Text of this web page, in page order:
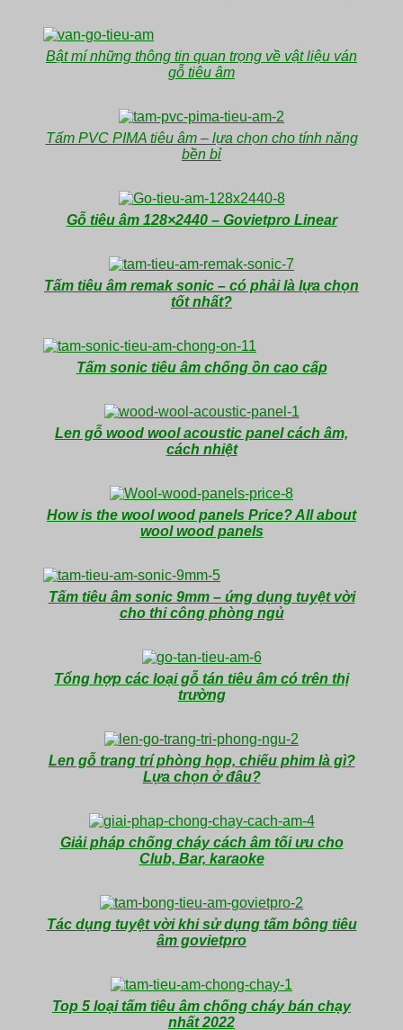
Bật mí những thông tin quan trọng về vật liệu ván
gỗ tiêu âm
Tấm PVC PIMA tiêu âm – lựa chọn cho tính năng
bền bỉ
Gỗ tiêu âm 128×2440 – Govietpro Linear
Tấm tiêu âm remak sonic – có phải là lựa chọn
tốt nhất?
Tấm sonic tiêu âm chống ồn cao cấp
Len gỗ wood wool acoustic panel cách âm,
cách nhiệt
How is the wool wood panels Price? All about
wool wood panels
Tấm tiêu âm sonic 9mm – ứng dụng tuyệt vời
cho thi công phòng ngủ
Tổng hợp các loại gỗ tán tiêu âm có trên thị
trường
Len gỗ trang trí phòng họp, chiếu phim là gì?
Lựa chọn ở đâu?
Giải pháp chống cháy cách âm tối ưu cho
Club, Bar, karaoke
Tác dụng tuyệt vời khi sử dụng tấm bông tiêu
âm govietpro
Top 5 loại tấm tiêu âm chống cháy bán chạy
nhất 2022